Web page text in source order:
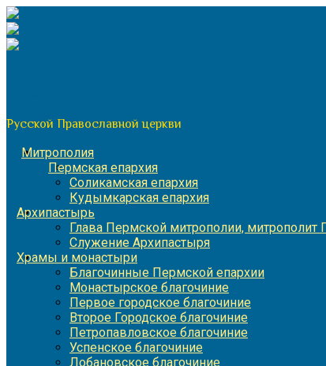
Перейти
к
содержимому
Русской Православной церкви
Митрополия
Пермская епархия
Соликамская епархия
Кудымкарская епархия
Архипастырь
Глава Пермской митрополии, митрополит
Служение Архипастыря
Храмы и монастыри
Благочинные Пермской епархии
Монастырское благочиние
Первое городское благочиние
Второе Городское благочиние
Петропавловское благочиние
Успенское благочиние
Лобановское благочиние